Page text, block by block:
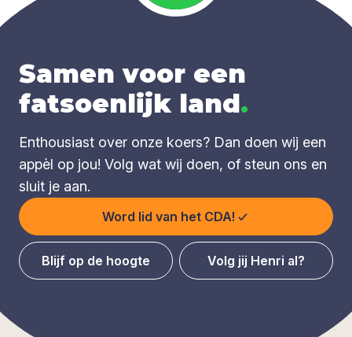
Samen voor een
fatsoenlijk land.
Enthousiast over onze koers? Dan doen wij een
appèl op jou! Volg wat wij doen, of steun ons en
sluit je aan.
Word lid van het CDA!
Blijf op de hoogte Volg jij Henri al?